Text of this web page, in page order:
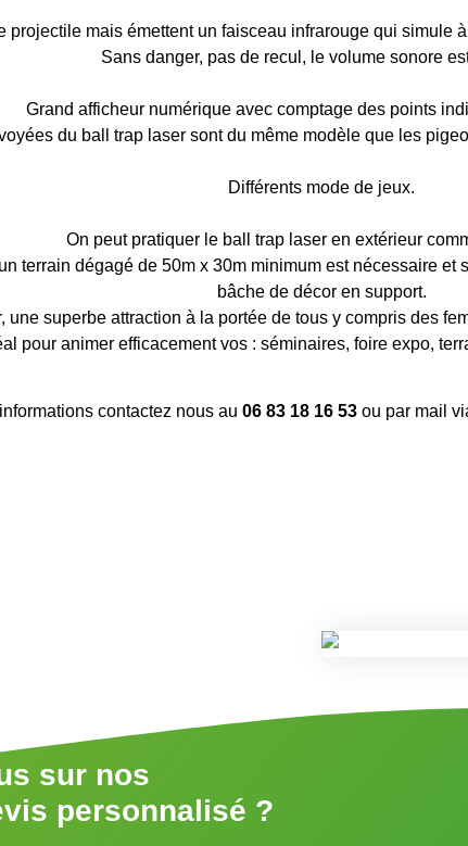
projectile mais émettent un faisceau infrarouge qui simule
Sans danger, pas de recul, le volume sonore
Grand afficheur numérique avec comptage des points
du ball trap laser sont du même modèle que les
Différents mode de jeux.
On peut pratiquer le ball trap laser en extérieur
terrain dégagé de 50m x 30m minimum est nécessaire et
bâche de décor en support.
une superbe attraction à la portée de tous y compris des
pour animer efficacement vos : séminaires, foire expo,
contactez nous au 06 83 18 16 53ou par mail
sur nos
personnalisé ?